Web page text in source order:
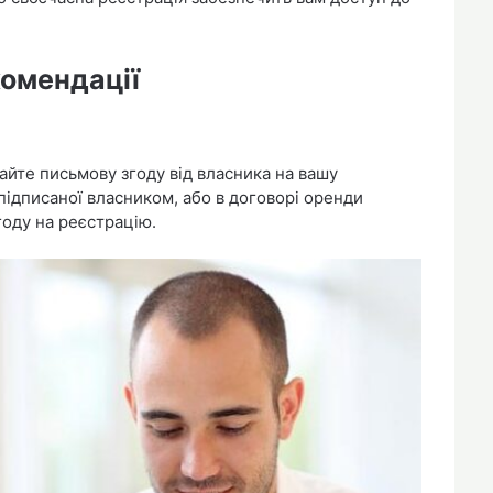
письмову згоду від власника на вашу
власником, або в договорі оренди
на реєстрацію.